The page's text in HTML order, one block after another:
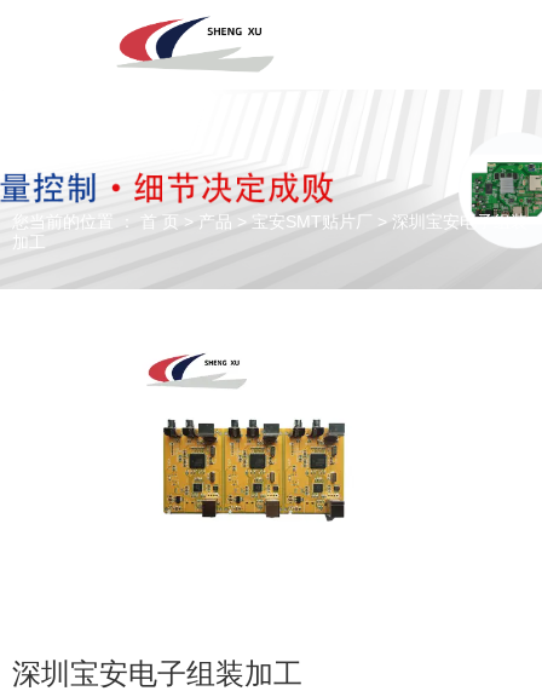
您当前的位置 ： 首 页 > 产品 > 宝安SMT贴片厂 > 深圳宝安电子组装
加工
深圳宝安电子组装加工